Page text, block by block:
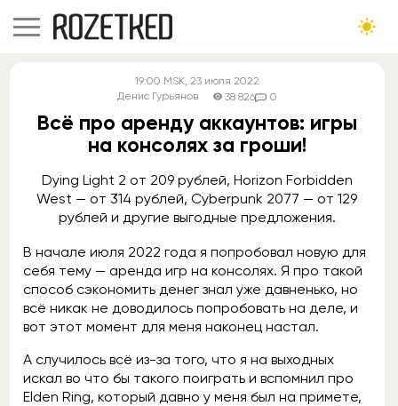
19:00 MSK, 23 июля 2022
Денис Гурьянов
38 826 0
Всё про аренду аккаунтов: игры
на консолях за гроши!
Dying Light 2 от 209 рублей, Horizon Forbidden
West — от 314 рублей, Cyberpunk 2077 — от 129
рублей и другие выгодные предложения.
В начале июля 2022 года я попробовал новую для
себя тему — аренда игр на консолях. Я про такой
способ сэкономить денег знал уже давненько, но
всё никак не доводилось попробовать на деле, и
вот этот момент для меня наконец настал.
А случилось всё из-за того, что я на выходных
искал во что бы такого поиграть и вспомнил про
Elden Ring, который давно у меня был на примете,